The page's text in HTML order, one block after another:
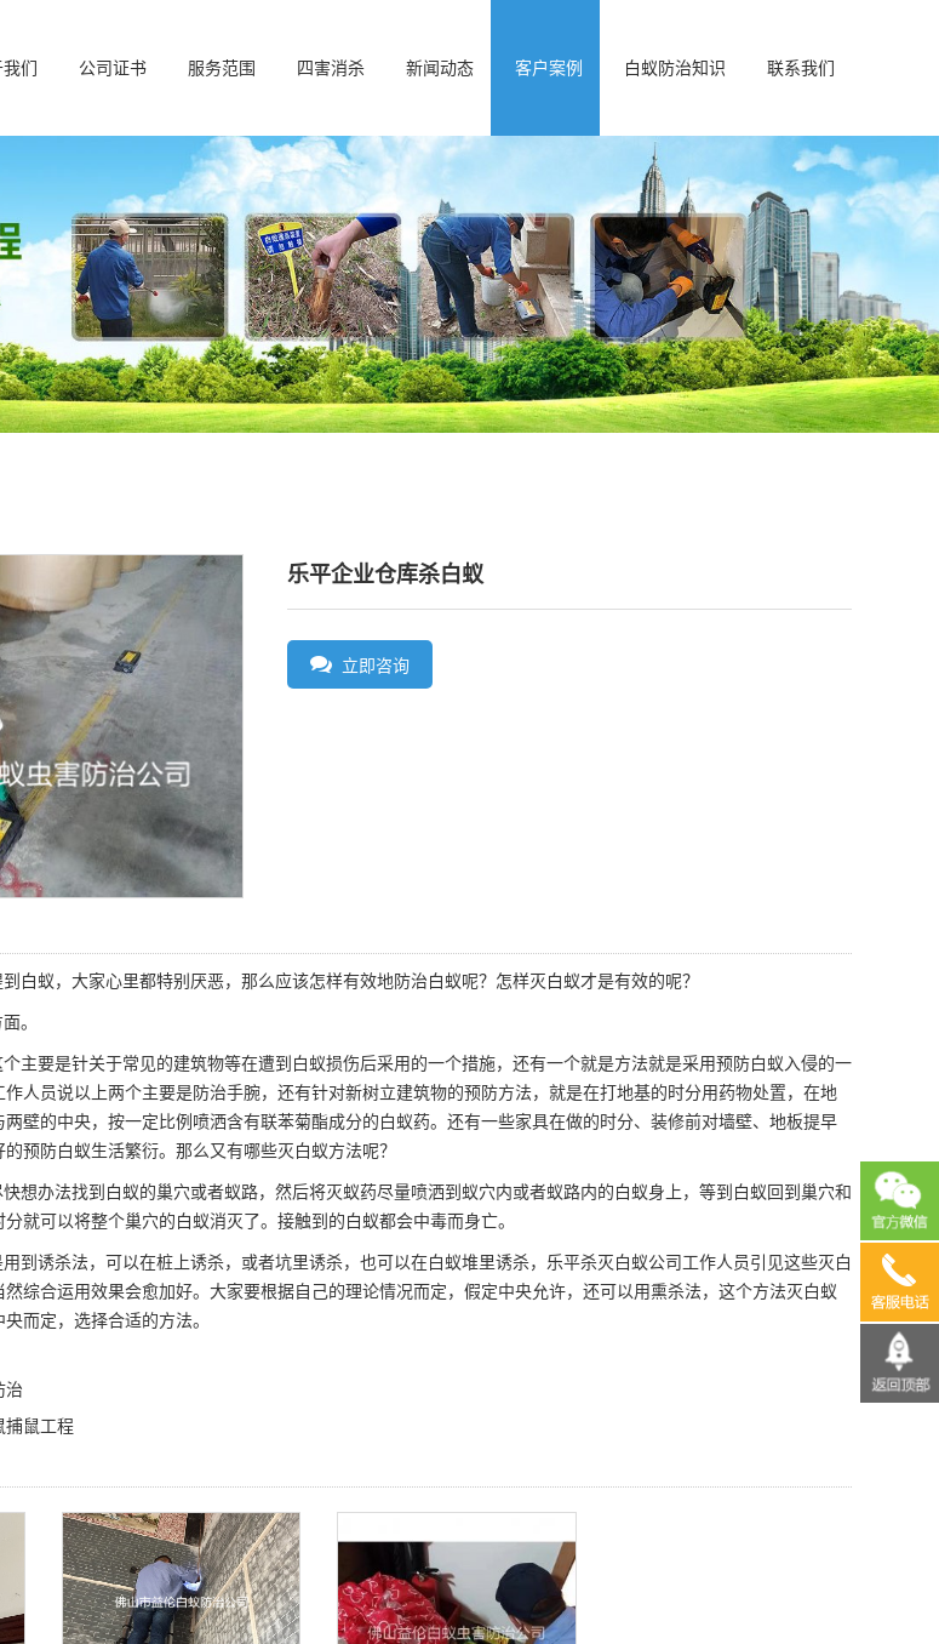
们 公司证书 服务范围 四害消杀 新闻动态 客户案例 白蚁防治知识 联系我们
乐平企业仓库杀白蚁
立即咨询
白蚁，大家心里都特别厌恶，那么应该怎样有效地防治白蚁呢？怎样灭白蚁才是有效的呢？
。
个主要是针关于常见的建筑物等在遭到白蚁损伤后采用的一个措施，还有一个就是方法就是采用预防白蚁入侵的一
人员说以上两个主要是防治手腕，还有针对新树立建筑物的预防方法，就是在打地基的时分用药物处置，在地
壁的中央，按一定比例喷洒含有联苯菊酯成分的白蚁药。还有一些家具在做的时分、装修前对墙壁、地板提早
预防白蚁生活繁衍。那么又有哪些灭白蚁方法呢？
想办法找到白蚁的巢穴或者蚁路，然后将灭蚁药尽量喷洒到蚁穴内或者蚁路内的白蚁身上，等到白蚁回到巢穴和
就可以将整个巢穴的白蚁消灭了。接触到的白蚁都会中毒而身亡。
到诱杀法，可以在桩上诱杀，或者坑里诱杀，也可以在白蚁堆里诱杀， 乐平杀灭白蚁公司工作人员引见这些灭白
综合运用效果会愈加好。大家要根据自己的理论情况而定，假定中央允许，还可以用熏杀法，这个方法灭白蚁
而定，选择合适的方法。
治
捕鼠工程